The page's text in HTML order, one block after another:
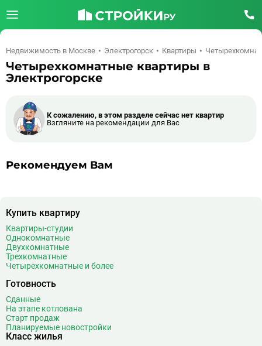
Недвижимость в Москве Электрогорск Квартиры
Четырехкомнатные квартиры в
Электрогорске
К сожалению, в этом разделе сейчас нет квартир
Взгляните на рекомендации для Вас
Рекомендуем Вам
Купить квартиру
Квартиры-студии
Однокомнатные
Двухкомнатные
Трехкомнатные
Четырехкомнатные и более
Готовность
Сданные
На этапе котлована
Старт продаж
Планируемые новостройки
Класс жилья